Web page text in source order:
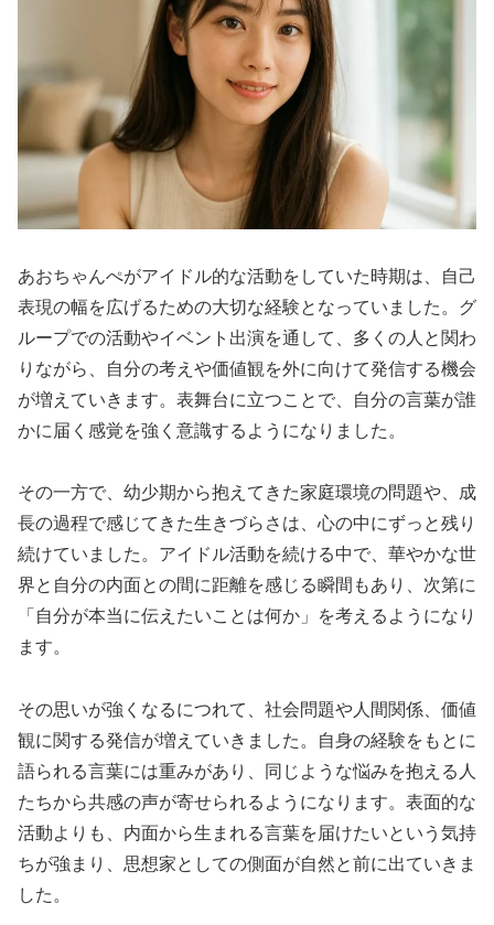
あおちゃんぺがアイドル的な活動をしていた時期は、自己
表現の幅を広げるための大切な経験となっていました。グ
ループでの活動やイベント出演を通して、多くの人と関わ
りながら、自分の考えや価値観を外に向けて発信する機会
が増えていきます。表舞台に立つことで、自分の言葉が誰
かに届く感覚を強く意識するようになりました。
その一方で、幼少期から抱えてきた家庭環境の問題や、成
長の過程で感じてきた生きづらさは、心の中にずっと残り
続けていました。アイドル活動を続ける中で、華やかな世
界と自分の内面との間に距離を感じる瞬間もあり、次第に
「自分が本当に伝えたいことは何か」を考えるようになり
ます。
その思いが強くなるにつれて、社会問題や人間関係、価値
観に関する発信が増えていきました。自身の経験をもとに
語られる言葉には重みがあり、同じような悩みを抱える人
たちから共感の声が寄せられるようになります。表面的な
活動よりも、内面から生まれる言葉を届けたいという気持
ちが強まり、思想家としての側面が自然と前に出ていきま
した。